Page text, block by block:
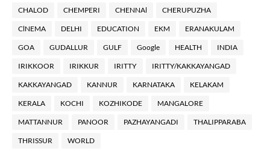
CHALOD CHEMPERI CHENNAl CHERUPUZHA
ClNEMA DELHI EDUCATION EKM ERANAKULAM
GOA GUDALLUR GULF Google HEALTH INDIA
IRIKKOOR IRIKKUR IRITTY IRITTY/KAKKAYANGAD
KAKKAYANGAD KANNUR KARNATAKA KELAKAM
KERALA KOCHI KOZHIKODE MANGALORE
MATTANNUR PANOOR PAZHAYANGADI THALIPPARABA
THRISSUR WORLD